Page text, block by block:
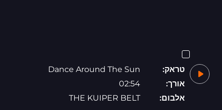
טראק:
Dance Around The Sun
אורך:
02:54
אלבום:
THE KUIPER BELT